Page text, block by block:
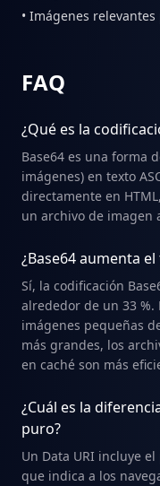
• Imágenes relevantes
FAQ
¿Qué es la
Base64 es una forma
imágenes) en texto
directamente en
un archivo de imagen
¿Base64 aumenta
Sí, la codificación
alrededor de un 33 %.
imágenes pequeñas
más grandes, los
en caché son más
¿Cuál es la
puro?
Un Data URI incluye
que indica a los